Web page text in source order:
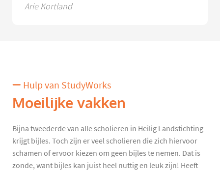
Arie Kortland
Hulp van StudyWorks
Moeilijke vakken
Bijna tweederde van alle scholieren in Heilig Landstichting
krijgt bijles. Toch zijn er veel scholieren die zich hiervoor
schamen of ervoor kiezen om geen bijles te nemen. Dat is
zonde, want bijles kan juist heel nuttig en leuk zijn! Heeft